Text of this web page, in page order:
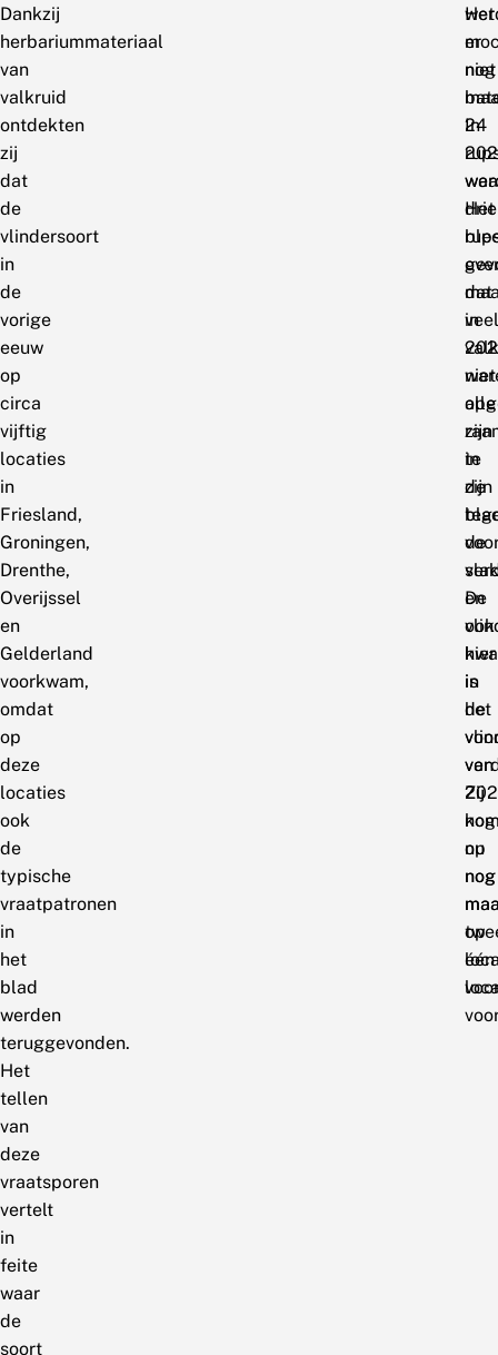
Dankzij
herbariummateriaal
van
valkruid
ontdekten
zij
dat
de
vlindersoort
in
de
vorige
eeuw
op
circa
vijftig
locaties
in
Friesland,
Groningen,
Drenthe,
Overijssel
en
Gelderland
voorkwam,
omdat
op
deze
locaties
ook
de
typische
vraatpatronen
in
het
blad
werden
teruggevonden.
Het
tellen
van
deze
vraatsporen
vertelt
in
feite
waar
de
soort
Het
niet
In
drie
in
alle
in
de
De
in
het
van
nog
op
nog
er
nog
24
Het
dat
veel
niet
zijn
te
zijn
de
en
ook
hier
is
de
Zij
nu
nog
op
één